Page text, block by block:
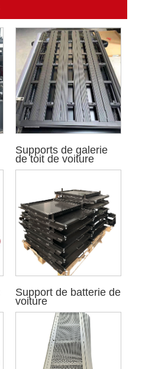
Supports de galerie
de toit de voiture
Support de batterie de
voiture